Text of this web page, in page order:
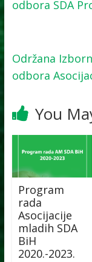
odbora SDA
Održana
odbora
You
Program
rada
Asocijacije
mladih SDA
BiH
2020.-2023.